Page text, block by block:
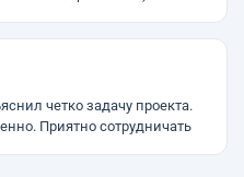
четко задачу проекта.
Приятно сотрудничать